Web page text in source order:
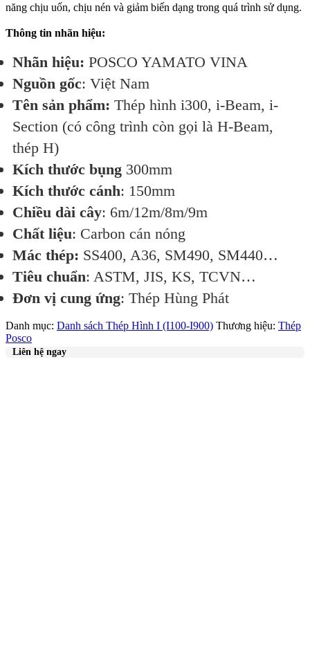
năng chịu uốn, chịu nén và giảm biến dạng trong quá trình sử dụng.
Thông tin nhãn hiệu:
Nhãn hiệu: POSCO YAMATO VINA
Nguồn gốc: Việt Nam
Tên sản phẩm: Thép hình i300, i-Beam, i-
Section (có công trình còn gọi là H-Beam,
thép H)
Kích thước bụng 300mm
Kích thước cánh: 150mm
Chiều dài cây: 6m/12m/8m/9m
Chất liệu: Carbon cán nóng
Mác thép: SS400, A36, SM490, SM440…
Tiêu chuẩn: ASTM, JIS, KS, TCVN…
Đơn vị cung ứng: Thép Hùng Phát
Danh mục: Danh sách Thép Hình I (I100-I900) Thương hiệu: Thép
Posco
Liên hệ ngay